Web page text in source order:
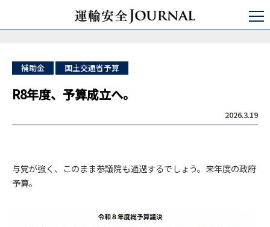
特集
デジタル運行管理
R8年度、予算成立へ。
補助金 国土交通省予算
R8年度、予算成立へ。
2026.3.19
与党が強く、このまま参議院も通過するでしょう。来年度の政府
予算。